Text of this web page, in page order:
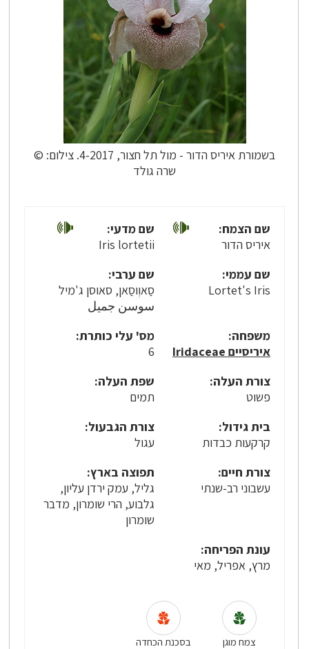
בשמורת איריס הדור - מול תל חצור, 4-2017. צילום: ©
שרה גולד
שם הצמח:
איריס הדור
שם מדעי:
Iris lortetii
שם עממי:
Lortet's Iris
שם ערבי:
סַאוְוסַאן, סאוסן ג'מיל
سوسن جميل
משפחה:
איריסיים Iridaceae
מס' עלי כותרת:
6
צורת העלה:
פשוט
שפת העלה:
תמים
בית גידול:
קרקעות כבדות
צורת הגבעול:
עגול
צורת חיים:
עשבוני רב-שנתי
תפוצה בארץ:
גליל, עמק ירדן עליון,
גלבוע, הרי שומרון, מדבר
שומרון
עונת הפריחה:
מרץ, אפריל, מאי
צמח מוגן בסכנת הכחדה